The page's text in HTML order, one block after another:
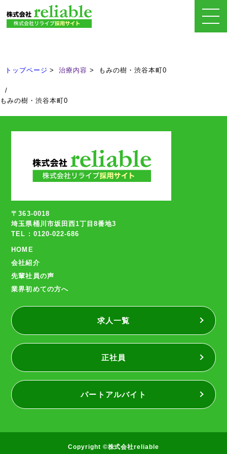
Treatment
トップページ 治療内容 もみの樹・渋谷本町0
/
もみの樹・渋谷本町0
〒363-0018
埼玉県桶川市坂田西1丁目8番地3
TEL : 0120-022-686
HOME
会社紹介
先輩社員の声
業界初めての方へ
求人一覧
正社員
パートアルバイト
Copyright ©株式会社reliable